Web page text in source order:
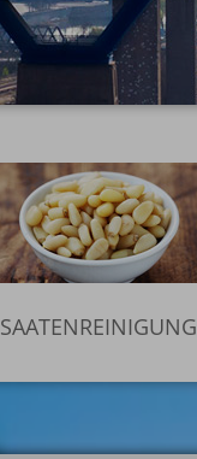
SAATENREINIGUNG